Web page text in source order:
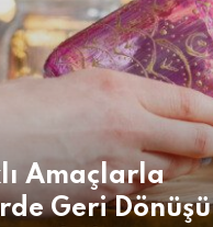
Amaçlarla
Geri